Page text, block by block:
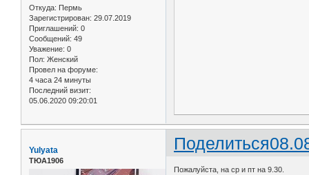
Откуда: Пермь
Зарегистрирован: 29.07.2019
Приглашений: 0
Сообщений: 49
Уважение: 0
Пол: Женский
Провел на форуме:
4 часа 24 минуты
Последний визит:
05.06.2020 09:20:01
Поделиться
Yulyata
ТЮА1906
Пожалуйста, на ср и пт на 9.30.